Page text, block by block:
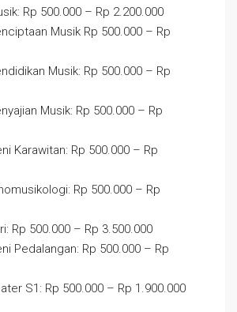
Rp 500.000 – Rp 2.200.000
Musik Rp 500.000 – Rp
Musik: Rp 500.000 – Rp
Musik: Rp 500.000 – Rp
Karawitan: Rp 500.000 – Rp
Rp 500.000 – Rp
Rp 500.000 – Rp 3.500.000
Pedalangan: Rp 500.000 – Rp
S1: Rp 500.000 – Rp 1.900.000